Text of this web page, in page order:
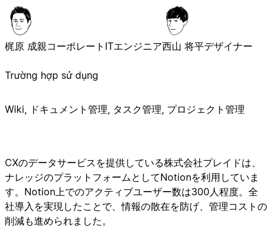
CXのデータサービスを提供している株式会社プレイドは、
ナレッジのプラットフォームとしてNotionを利用していま
す。Notion上でのアクティブユーザー数は300人程度。全
社導入を実現したことで、情報の散在を防げ、管理コストの
削減も進められました。
梶原 成親コーポレートITエンジニア西山 将平デザイナー
Trường hợp sử dụng
Wiki, ドキュメント管理, タスク管理, プロジェクト管理